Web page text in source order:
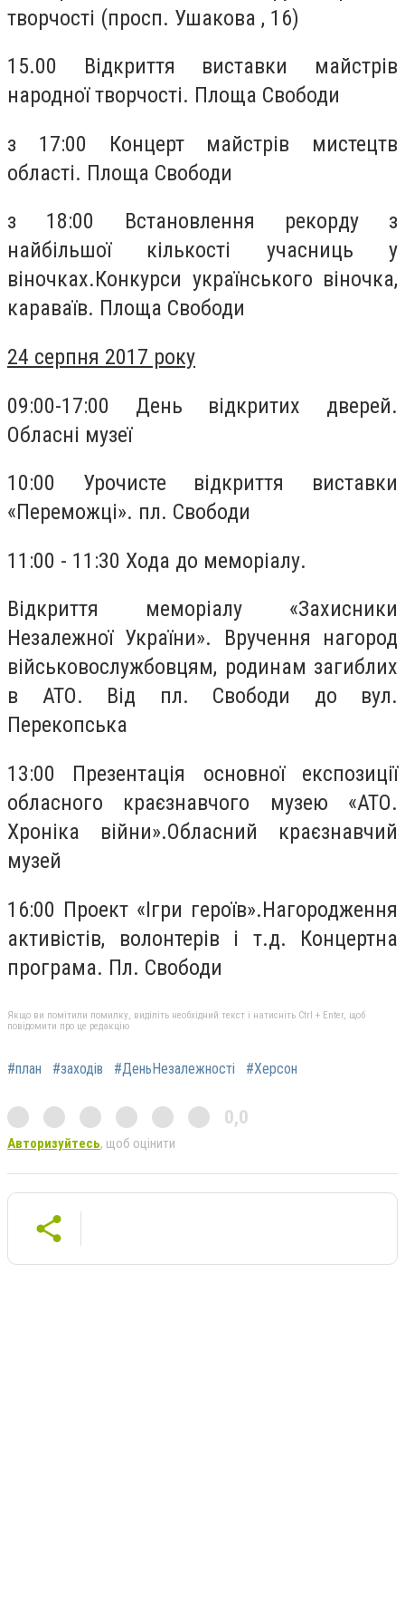
творчості (просп. Ушакова , 16)
15.00 Відкриття виставки майстрів
народної творчості. Площа Свободи
з 17:00 Концерт майстрів мистецтв
області. Площа Свободи
з 18:00 Встановлення рекорду з
найбільшої кількості учасниць у
віночках.Конкурси українського віночка,
караваїв. Площа Свободи
24 серпня 2017 року
09:00-17:00 День відкритих дверей.
Обласні музеї
10:00 Урочисте відкриття виставки
«Переможці». пл. Свободи
11:00 - 11:30 Хода до меморіалу.
Відкриття меморіалу «Захисники
Незалежної України». Вручення нагород
військовослужбовцям, родинам загиблих
в АТО. Від пл. Свободи до вул.
Перекопська
13:00 Презентація основної експозиції
обласного краєзнавчого музею «АТО.
Хроніка війни».Обласний краєзнавчий
музей
16:00 Проект «Ігри героїв».Нагородження
активістів, волонтерів і т.д. Концертна
програма. Пл. Свободи
Якщо ви помітили помилку, виділіть необхідний текст і натисніть Ctrl + Enter, щоб
повідомити про це редакцію
#план #заходів #ДеньНезалежності #Херсон
0,0
Авторизуйтесь, щоб оцінити